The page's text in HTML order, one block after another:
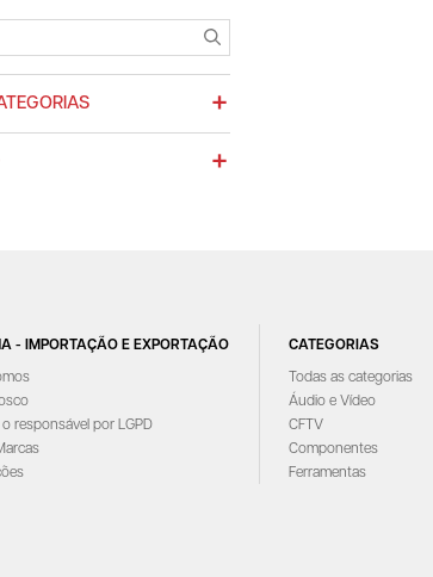
- IMPORTAÇÃO E EXPORTAÇÃO
o responsável por LGPD
CATEGORIAS
Todas as categorias
Áudio e Vídeo
CFTV
Componentes
Ferramentas